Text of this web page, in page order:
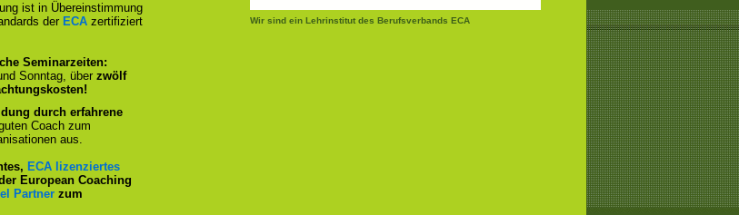
Wir sind ein Lehrinstitut des Berufsverbands ECA
ist in Übereinstimmung
der ECA zertifiziert
Seminarzeiten:
Sonntag, über zwölf
durch erfahrene
Coach zum
aus.
ECA lizenziertes
European Coaching
Partner zum